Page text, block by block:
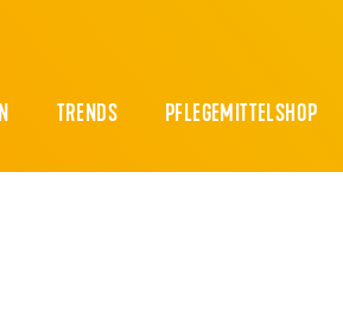
TRENDS PFLEGEMITTELSHOP